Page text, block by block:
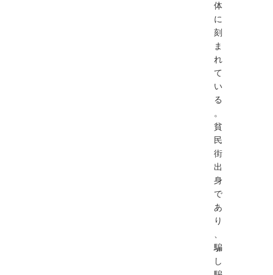
体
に
刻
ま
れ
て
い
る
。
貧
民
街
出
身
で
あ
り
、
騙
し